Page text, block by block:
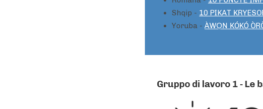
Shqip - 10 PIKAT
Yoruba -ÀWỌN KÓKÓ
Gruppo di lavoro 1 - Le